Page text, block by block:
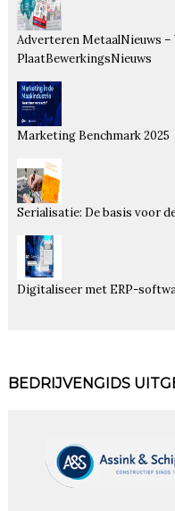
Adverteren MetaalNieuws –
PlaatBewerkingsNieuws
Marketing Benchmark 2025
Serialisatie: De basis voor
Digitaliseer met ERP-
BEDRIJVENGIDS